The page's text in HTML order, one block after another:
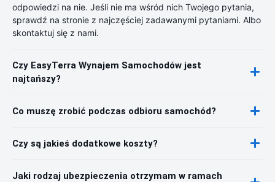
odpowiedzi na nie. Jeśli nie ma wśród nich Twojego pytania,
sprawdź na stronie z najczęściej zadawanymi pytaniami. Albo
skontaktuj się z nami.
Czy EasyTerra Wynajem Samochodów jest
najtańszy?
Co muszę zrobić podczas odbioru samochód?
Czy są jakieś dodatkowe koszty?
Jaki rodzaj ubezpieczenia otrzymam w ramach